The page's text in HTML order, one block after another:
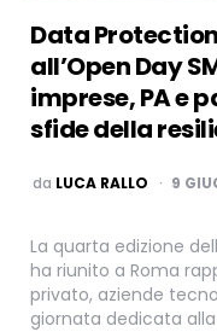
Data
all’Open Day
imprese, PA e
sfide della
PUBBLICATO
da LUCA RALLO 9
La quarta edizione
ha riunito a Roma
privato, aziende
giornata dedicata